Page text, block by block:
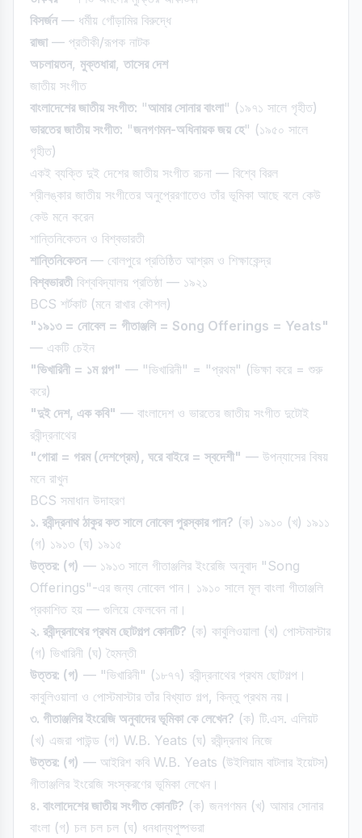
বিসর্জন— ধর্মীয় গোঁড়ামির বিরুদ্ধে
রাজা— প্রতীকী/রূপক নাটক
অচলায়তন, মুক্তধারা, তাসের দেশ
জাতীয় সংগীত
বাংলাদেশের জাতীয় সংগীত: "আমার সোনার বাংলা" (১৯৭১ সালে গৃহীত)
ভারতের জাতীয় সংগীত: "জনগণমন-অধিনায়ক জয় হে" (১৯৫০ সালে
গৃহীত)
একই ব্যক্তি দুই দেশের জাতীয় সংগীত রচনা — বিশ্বে বিরল
শ্রীলঙ্কার জাতীয় সংগীতের অনুপ্রেরণাতেও তাঁর ভূমিকা আছে বলে কেউ
কেউ মনে করেন
শান্তিনিকেতন ও বিশ্বভারতী
শান্তিনিকেতন— বোলপুরে প্রতিষ্ঠিত আশ্রম ও শিক্ষাকেন্দ্র
বিশ্বভারতী বিশ্ববিদ্যালয় প্রতিষ্ঠা — ১৯২১
BCS শর্টকাট (মনে রাখার কৌশল)
"১৯১৩ = নোবেল = গীতাঞ্জলি = Song Offerings = Yeats"
— একটি চেইন
"ভিখারিনী = ১ম গল্প" — "ভিখারিনী" = "প্রথম" (ভিক্ষা করে = শুরু
করে)
"দুই দেশ, এক কবি" — বাংলাদেশ ও ভারতের জাতীয় সংগীত দুটোই
রবীন্দ্রনাথের
"গোরা = গরম (দেশপ্রেম), ঘরে বাইরে = স্বদেশী" — উপন্যাসের বিষয়
মনে রাখুন
BCS সমাধান উদাহরণ
১. রবীন্দ্রনাথ ঠাকুর কত সালে নোবেল পুরস্কার পান? (ক) ১৯১০ (খ) ১৯১১
(গ) ১৯১৩ (ঘ) ১৯১৫
উত্তর: (গ) — ১৯১৩ সালে গীতাঞ্জলির ইংরেজি অনুবাদ "Song
Offerings"-এর জন্য নোবেল পান। ১৯১০ সালে মূল বাংলা গীতাঞ্জলি
প্রকাশিত হয় — গুলিয়ে ফেলবেন না।
২. রবীন্দ্রনাথের প্রথম ছোটগল্প কোনটি? (ক) কাবুলিওয়ালা (খ) পোস্টমাস্টার
(গ) ভিখারিনী (ঘ) হৈমন্তী
উত্তর: (গ) — "ভিখারিনী" (১৮৭৭) রবীন্দ্রনাথের প্রথম ছোটগল্প।
কাবুলিওয়ালা ও পোস্টমাস্টার তাঁর বিখ্যাত গল্প, কিন্তু প্রথম নয়।
৩. গীতাঞ্জলির ইংরেজি অনুবাদের ভূমিকা কে লেখেন? (ক) টি.এস. এলিয়ট
(খ) এজরা পাউন্ড (গ) W.B. Yeats (ঘ) রবীন্দ্রনাথ নিজে
উত্তর: (গ) — আইরিশ কবি W.B. Yeats (উইলিয়াম বাটলার ইয়েটস)
গীতাঞ্জলির ইংরেজি সংস্করণের ভূমিকা লেখেন।
৪. বাংলাদেশের জাতীয় সংগীত কোনটি? (ক) জনগণমন (খ) আমার সোনার
বাংলা (গ) চল চল চল (ঘ) ধনধান্যপুষ্পভরা